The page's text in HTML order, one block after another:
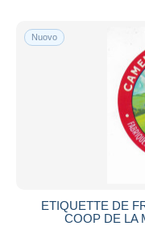
Nuovo
ETIQUETTE DE
COOP DE LA